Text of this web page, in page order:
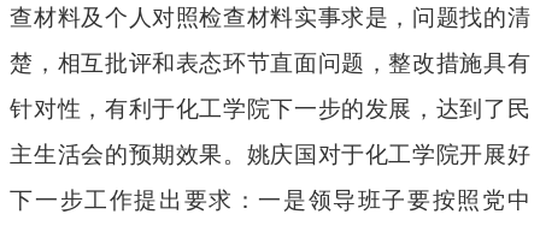
查材料及个人对照检查材料实事求是，问题找的清
楚，相互批评和表态环节直面问题 ，整改措施具有
针对性，有利于化工学院下一步的发展 ，达到了 民
主生活会的预期效果。姚庆国对于化工学院开展好
下一步工作提出要求：一是领导班子要按照党中